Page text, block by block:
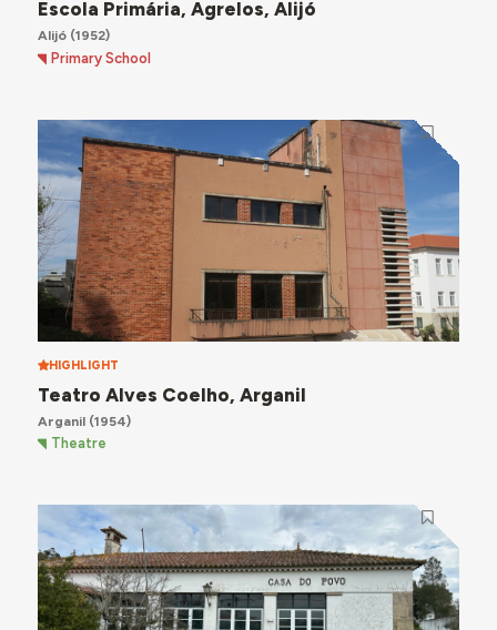
Escola Primária, Agrelos, Alijó
Alijó(1952)
Primary School
HIGHLIGHT
Teatro Alves Coelho, Arganil
Arganil(1954)
Theatre